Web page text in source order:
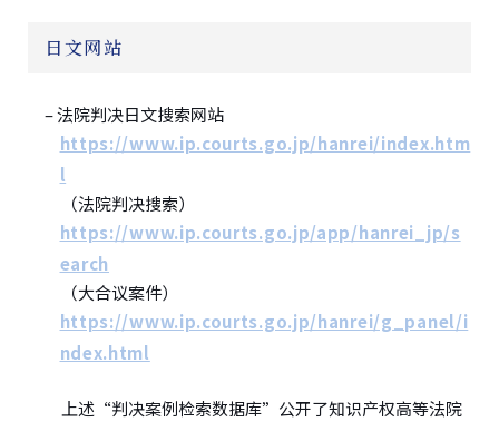
日文网站
– 法院判决日文搜索网站
https://www.ip.courts.go.jp/hanrei/index.htm
l
（法院判决搜索）
https://www.ip.courts.go.jp/app/hanrei_jp/s
earch
（大合议案件）
https://www.ip.courts.go.jp/hanrei/g_panel/i
ndex.html
上述“判决案例检索数据库”公开了知识产权高等法院